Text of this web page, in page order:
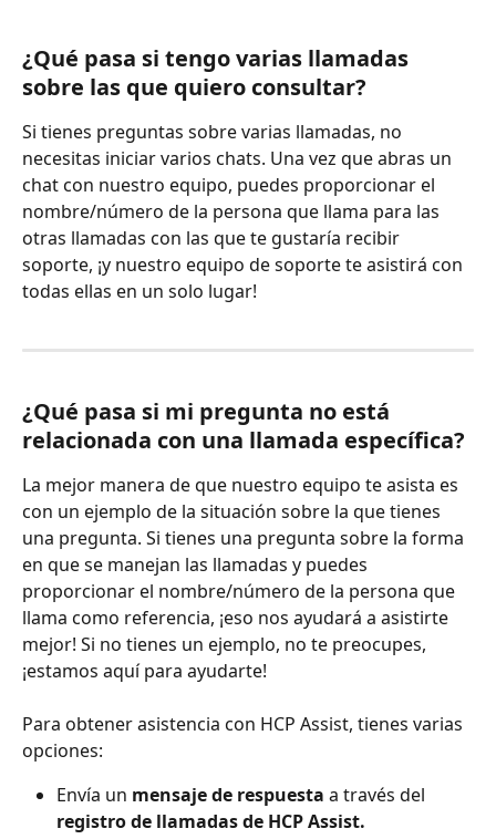
¿Qué pasa si tengo varias llamadas
sobre las que quiero consultar?
Si tienes preguntas sobre varias llamadas, no
necesitas iniciar varios chats. Una vez que abras un
chat con nuestro equipo, puedes proporcionar el
nombre/número de la persona que llama para las
otras llamadas con las que te gustaría recibir
soporte, ¡y nuestro equipo de soporte te asistirá con
todas ellas en un solo lugar!
¿Qué pasa si mi pregunta no está
relacionada con una llamada específica?
La mejor manera de que nuestro equipo te asista es
con un ejemplo de la situación sobre la que tienes
una pregunta. Si tienes una pregunta sobre la forma
en que se manejan las llamadas y puedes
proporcionar el nombre/número de la persona que
llama como referencia, ¡eso nos ayudará a asistirte
mejor! Si no tienes un ejemplo, no te preocupes,
¡estamos aquí para ayudarte!
Para obtener asistencia con HCP Assist, tienes varias
opciones:
Envía un mensaje de respuesta a través del
registro de llamadas de HCP Assist.